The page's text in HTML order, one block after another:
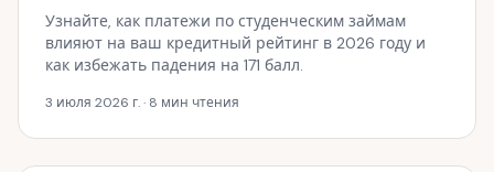
Узнайте, как платежи по студенческим займам
влияют на ваш кредитный рейтинг в 2026 году и
как избежать падения на 171 балл.
3 июля 2026 г.· 8 мин чтения